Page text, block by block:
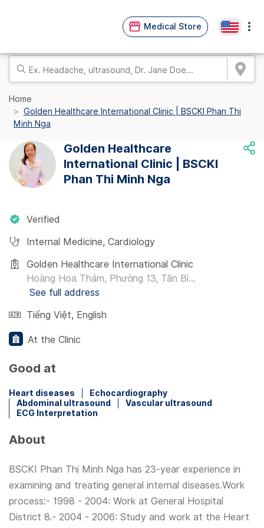
Medical Store
Home
Golden Healthcare International Clinic | BSCKI Phan Thi
Minh Nga
Golden Healthcare
International Clinic | BSCKI
Phan Thi Minh Nga
Verified
Internal Medicine, Cardiology
Golden Healthcare International Clinic
Hoàng Hoa Thám, Phường 13, Tân Bì...
See full address
Tiếng Việt, English
At the Clinic
Good at
Heart diseases
Echocardiography
Abdominal ultrasound
Vascular ultrasound
ECG Interpretation
About
BSCKI Phan Thị Minh Nga has 23-year experience in
examining and treating general internal diseases.Work
process:- 1998 - 2004: Work at General Hospital
District 8.- 2004 - 2006: Study and work at the Heart